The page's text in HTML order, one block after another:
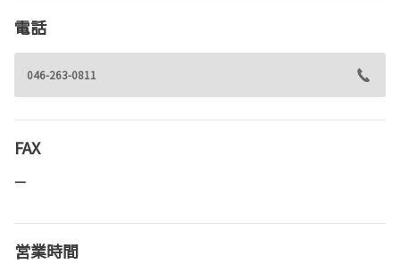
電話
046-263-0811
FAX
ー
営業時間